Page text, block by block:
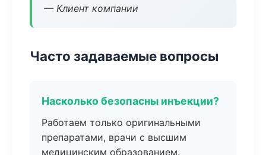
— Клиент компании
Часто задаваемые вопросы
Насколько безопасны инъекции?
Работаем только оригинальными
препаратами, врачи с высшим
медицинским образованием.